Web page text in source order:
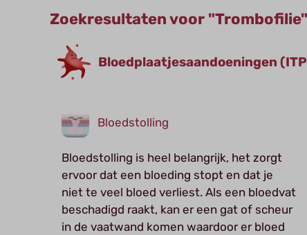
Zoekresultaten voor
Bloedplaatjes­aandoeningen (ITP
Bloedstolling
Bloedstolling is heel belangrijk, het zorgt
ervoor dat een bloeding stopt en dat je
niet te veel bloed verliest. Als een bloedvat
beschadigd raakt, kan er een gat of scheur
in de vaatwand komen waardoor er bloed